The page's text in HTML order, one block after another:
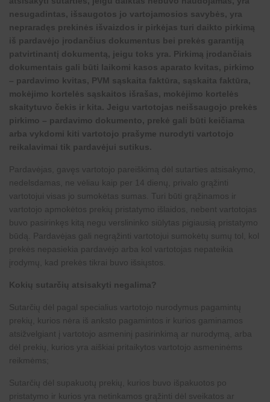
nesugadintas, išsaugotos jo vartojamosios savybės, yra
nepraradęs prekinės išvaizdos ir pirkėjas turi daikto pirkimą
iš pardavėjo įrodančius dokumentus bei prekės garantiją
patvirtinantį dokumentą, jeigu toks yra. Pirkimą įrodančiais
dokumentais gali būti laikomi kasos aparato kvitas, pirkimo
– pardavimo kvitas, PVM sąskaita faktūra, sąskaita faktūra,
mokėjimo kortelės sąskaitos išrašas, mokėjimo kortelės
skaitytuvo čekis ir kita. Jeigu vartotojas neišsaugojo prekės
pirkimo – pardavimo dokumento, prekė gali būti keičiama
arba vykdomi kiti vartotojo prašyme nurodyti vartotojo
reikalavimai tik pardavėjui sutikus.
Pardavėjas, gavęs vartotojo pareiškimą dėl sutarties atsisakymo,
nedelsdamas, ne vėliau kaip per 14 dienų, privalo grąžinti
vartotojui visas jo sumokėtas sumas. Turi būti grąžinamos ir
vartotojo apmokėtos prekių pristatymo išlaidos, nebent vartotojas
buvo pasirinkęs kitą negu verslininko siūlytas pigiausią pristatymo
būdą. Pardavėjas gali negrąžinti vartotojui sumokėtų sumų tol, kol
prekės nepasiekia pardavėjo arba kol vartotojas nepateikia
įrodymų, kad prekės tikrai buvo išsiųstos.
Kokių sutarčių atsisakyti negalima?
Sutarčių dėl pagal specialius vartotojo nurodymus pagamintų
prekių, kurios nėra iš anksto pagamintos ir kurios gaminamos
atsižvelgiant į vartotojo asmeninį pasirinkimą ar nurodymą, arba
dėl prekių, kurios yra aiškiai pritaikytos vartotojo asmeninėms
reikmėms;
Sutarčių dėl supakuotų prekių, kurios buvo išpakuotos po
pristatymo ir kurios yra netinkamos grąžinti dėl sveikatos ar